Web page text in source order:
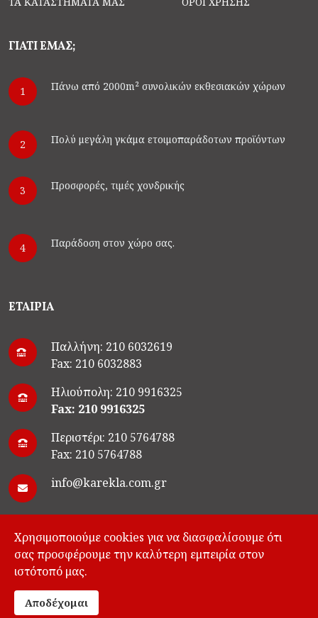
ΓΙΑΤΙ ΕΜΑΣ;
1 Πάνω από 2000m² συνολικών εκθεσιακών χώρων
2 Πολύ μεγάλη γκάμα ετοιμοπαράδοτων προϊόντων
3 Προσφορές, τιμές χονδρικής
4 Παράδοση στον χώρο σας.
ΕΤΑΙΡΙΑ
Παλλήνη: 210 6032619
Fax: 210 6032883
Ηλιούπολη: 210 9916325
Fax: 210 9916325
Περιστέρι: 210 5764788
Fax: 210 5764788
info@karekla.com.gr
©Developed by
Χρησιμοποιούμε cookies για να διασφαλίσουμε ότι
σας προσφέρουμε την καλύτερη εμπειρία στον
ιστότοπό μας.
Αποδέχομαι